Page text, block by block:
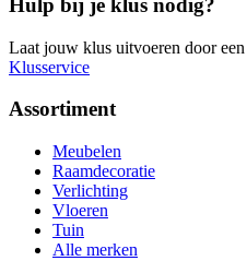
Hulp bij je klus nodig?
Laat jouw klus uitvoeren door
Klusservice
Assortiment
Meubelen
Raamdecoratie
Verlichting
Vloeren
Tuin
Alle merken